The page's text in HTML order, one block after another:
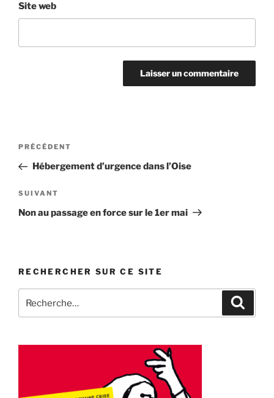
Site web
Navigation
l’article
Article
précédent
PRÉCÉDENT
Hébergement d’urgence dans l’Oise
Article
suivant
SUIVANT
Non au passage en force sur le 1er mai
RECHERCHER SUR CE SITE
pour